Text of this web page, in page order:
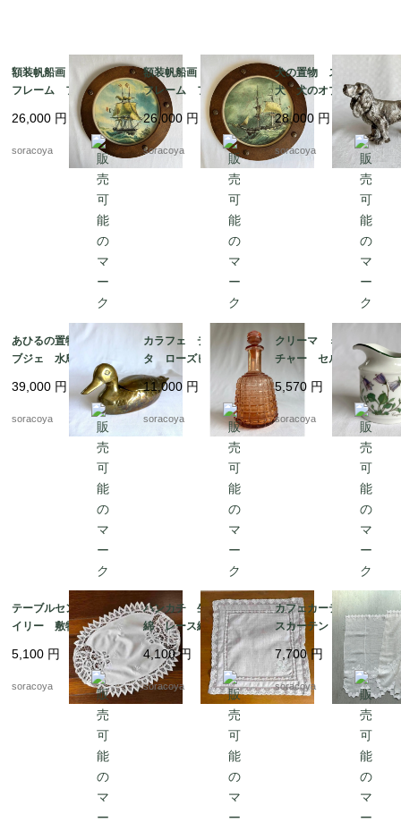
額装帆船画 木製丸型
フレーム フランス
マリン 晴天 航海 19
otm18-2
26,000 円
soracoya
額装帆船画 木製丸型
フレーム フランス
マリン 荒天 航海 1
9otm18-1
26,000 円
soracoya
犬の置物 スパニエル
犬 犬のオブジェ 猟
犬 メタルオブジェ 19
otk30
28,000 円
soracoya
あひるの置物 真鍮オ
ブジェ 水鳥 小物入
れ 19otｍ14-5
39,000 円
soracoya
カラフェ デキャン
タ ローズピンク アー
ルデコ 水差し 19tw
m16
11,000 円
soracoya
クリーマ ミルクピッ
チャー セルトマンヴ
ァイデン ババリア 1
2kwew13
5,570 円
soracoya
テーブルセンター ド
イリー 敷物 レース
リネン オーバル型 12
clec3
5,100 円
soracoya
ハンカチ 生成り色木
綿 レース縁取り 白
糸刺繍 ティーナプキ
ン 19cld37
4,100円
soracoya
カフェカーテン レー
スカーテン とんぼ刺
繍 ２枚組 12cleh22
7,700円
soracoya